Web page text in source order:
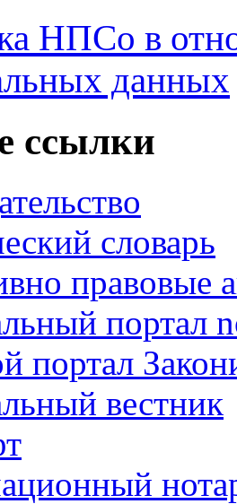
НПСо в
данных
ссылки
словарь
правовые
портал
портал
вестник